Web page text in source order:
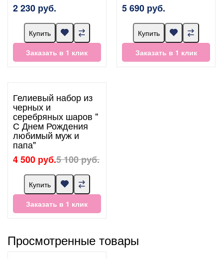
2 230 руб.
Купить
Заказать в 1 клик
5 690 руб.
Купить
Заказать в 1 клик
Гелиевый набор из
черных и
серебряных шаров "
С Днем Рождения
любимый муж и
папа"
4 500 руб.5 100 руб.
Купить
Заказать в 1 клик
Просмотренные товары